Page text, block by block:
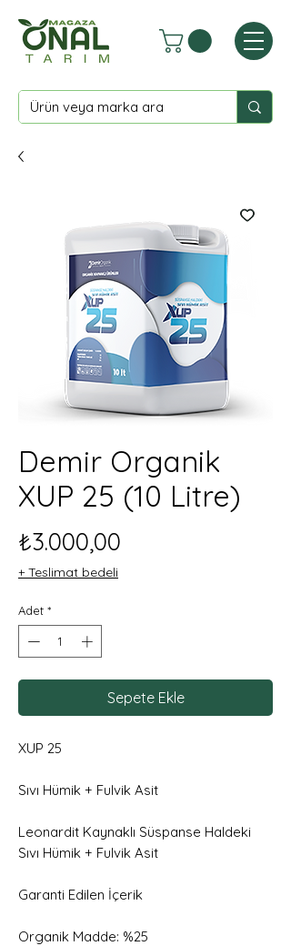
Demir Organik
XUP 25 (10 Litre)
₺3.000,00
+ Teslimat bedeli
Adet *
Sepete Ekle
XUP 25
Sıvı Hümik + Fulvik Asit
Leonardit Kaynaklı Süspanse Haldeki
Sıvı Hümik + Fulvik Asit
Garanti Edilen İçerik
Organik Madde: %25